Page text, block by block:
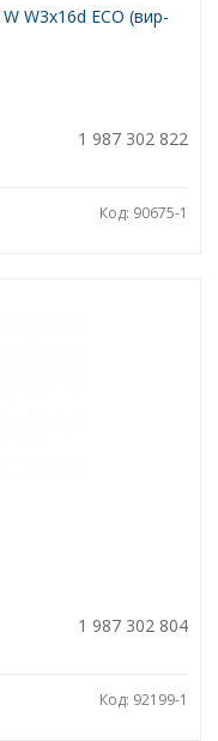
W3x16d ECO (вир-
1 987 302 822
Код: 90675-1
1 987 302 804
Код: 92199-1